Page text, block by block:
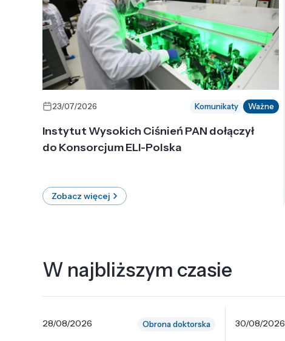
23/07/2026 Komunikaty Ważne
Instytut Wysokich Ciśnień PAN dołączył
do Konsorcjum ELI-Polska
Zobacz więcej
W najbliższym czasie
28/08/2026 Obrona doktorska 30/08/2026